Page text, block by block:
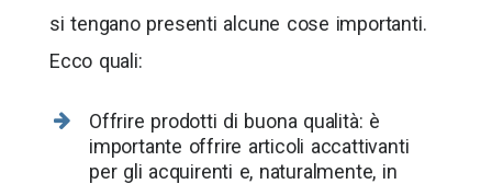
si tengano presenti alcune cose importanti.
Ecco quali:
Offrire prodotti di buona qualità: è
importante offrire articoli accattivanti
per gli acquirenti e, naturalmente, in